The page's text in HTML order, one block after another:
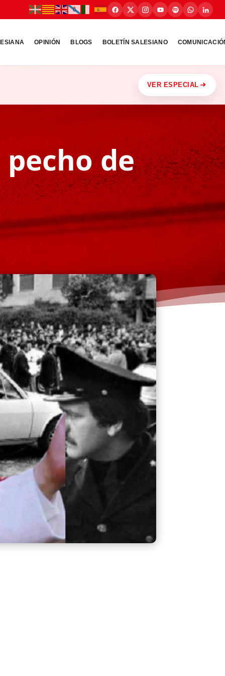
OPINIÓN BLOGS BOLETÍN SALESIANO
VER ESPECIAL
de